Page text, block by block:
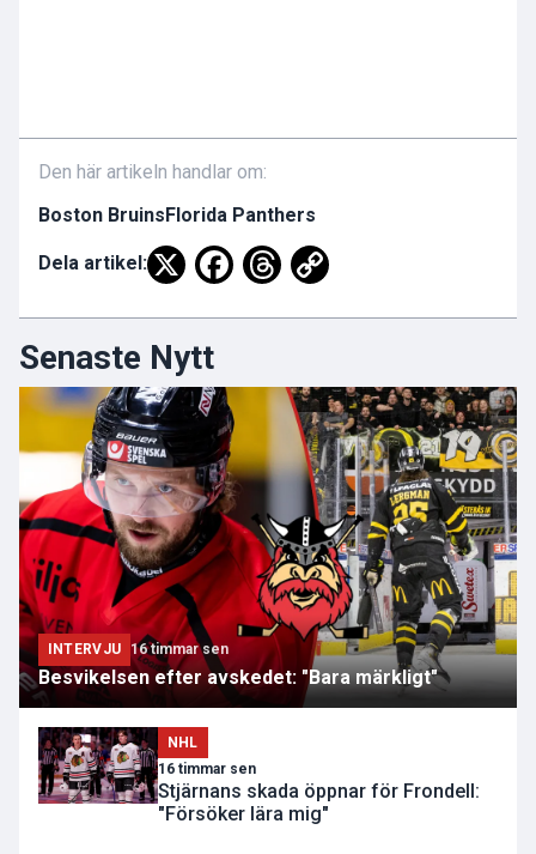
Den här artikeln handlar om:
Boston Bruins Florida Panthers
Dela artikel:
Senaste Nytt
INTERVJU 16 timmar sen
Besvikelsen efter avskedet: "Bara märkligt"
NHL
16 timmar sen
Stjärnans skada öppnar för Frondell:
"Försöker lära mig"